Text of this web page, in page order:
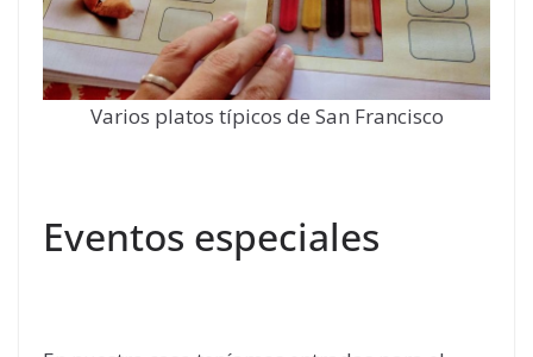
Varios platos típicos de San Francisco
Eventos especiales